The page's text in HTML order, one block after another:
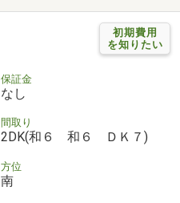
初期費用
を知りたい
保証金
なし
間取り
2DK(和６ 和６ ＤＫ７)
方位
南